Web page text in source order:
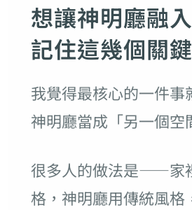
想讓神明廳融
記住這幾個關鍵
我覺得最核心的一件事
神明廳當成「另一個空
很多人的做法是——家
格，神明廳用傳統風格